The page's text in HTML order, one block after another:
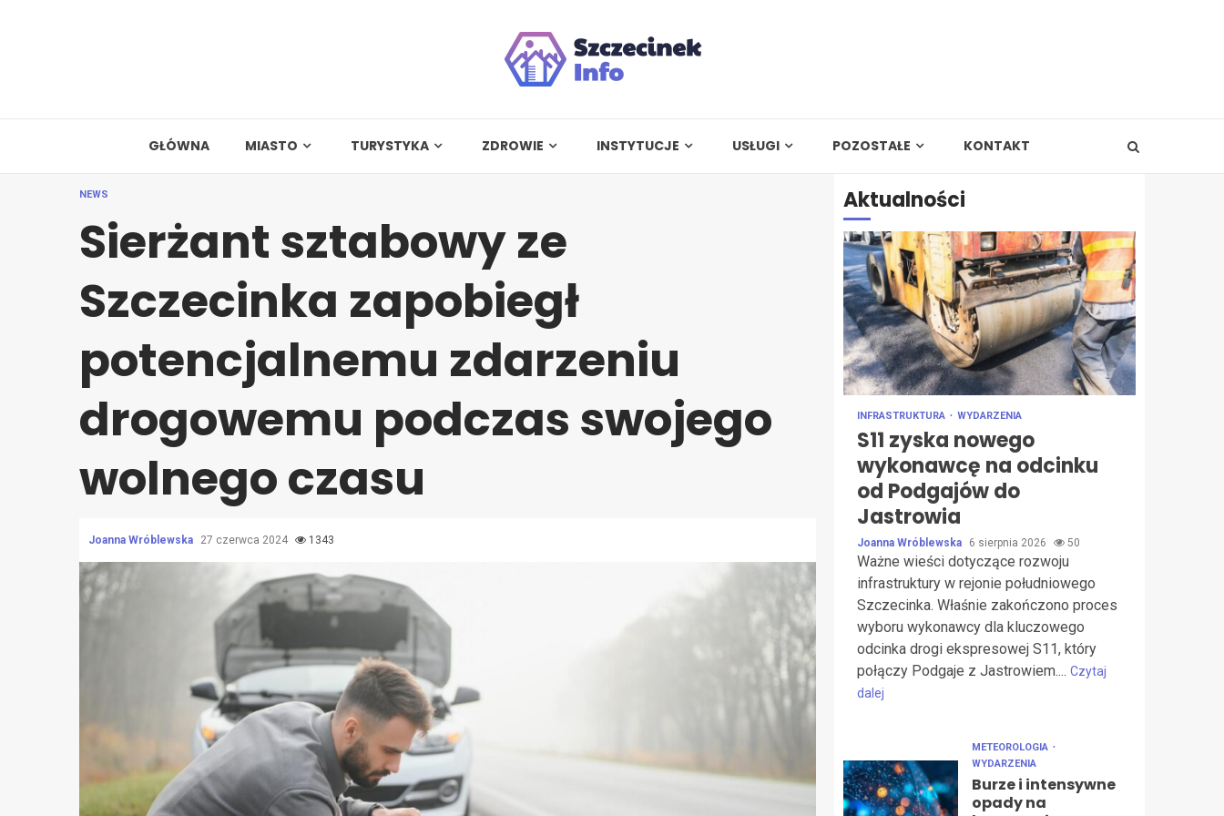
GŁÓWNA MIASTO TURYSTYKA ZDROWIE INSTYTUCJE USŁUGI POZOSTAŁE KONTAKT
NEWS
Sierżant sztabowy ze
Szczecinka zapobiegł
potencjalnemu zdarzeniu
drogowemu podczas swojego
wolnego czasu
Joanna Wróblewska 27 czerwca 2024 1343
Aktualności
INFRASTRUKTURA WYDARZENIA
S11 zyska nowego
wykonawcę na odcinku
od Podgajów do
Jastrowia
Joanna Wróblewska 6 sierpnia 2026 50
Ważne wieści dotyczące rozwoju
infrastruktury w rejonie południowego
Szczecinka. Właśnie zakończono proces
wyboru wykonawcy dla kluczowego
odcinka drogi ekspresowej S11, który
połączy Podgaje z Jastrowiem.... Czytaj
dalej
METEOROLOGIA
WYDARZENIA
Burze i intensywne
opady na